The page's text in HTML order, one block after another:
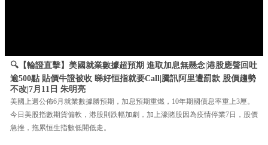
🔍【輪證直擊】美國就業數據超預期 進取加息無懸念|港股應聲回吐
逾500點 貼價牛證被收 睇好恒指就要Call|騰訊阿里遭罰款 股價趨勢
不改|7月11日 朱明亮
美國上週公佈6月就業數據勝預期，加息預期重燃，10年期國債息率重上3厘。
今日美股指數期貨偏軟，港股則跌幅加劇，加上濠賭股因為疫情停業7日，股價
急挫，拖累恒生指數低開低走。